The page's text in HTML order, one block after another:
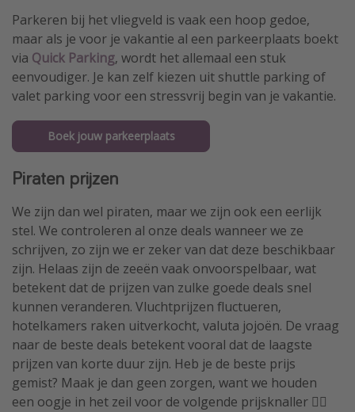
Parkeren bij het vliegveld is vaak een hoop gedoe,
maar als je voor je vakantie al een parkeerplaats boekt
via Quick Parking, wordt het allemaal een stuk
eenvoudiger. Je kan zelf kiezen uit shuttle parking of
valet parking voor een stressvrij begin van je vakantie.
Boek jouw parkeerplaats
Piraten prijzen
We zijn dan wel piraten, maar we zijn ook een eerlijk
stel. We controleren al onze deals wanneer we ze
schrijven, zo zijn we er zeker van dat deze beschikbaar
zijn. Helaas zijn de zeeën vaak onvoorspelbaar, wat
betekent dat de prijzen van zulke goede deals snel
kunnen veranderen. Vluchtprijzen fluctueren,
hotelkamers raken uitverkocht, valuta jojoën. De vraag
naar de beste deals betekent vooral dat de laagste
prijzen van korte duur zijn. Heb je de beste prijs
gemist? Maak je dan geen zorgen, want we houden
een oogje in het zeil voor de volgende prijsknaller 🏴‍☠️